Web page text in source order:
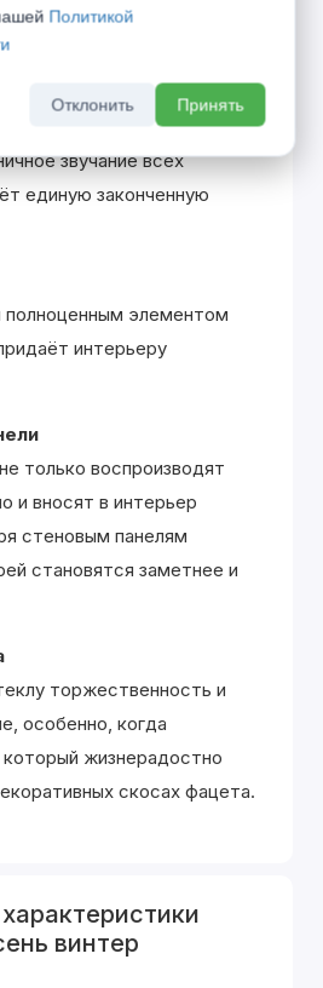
дизайн, навеянный
произведениями
Вклад каждой детали
партий в оркестре,
звучание всех
единую законченную
полноценным элементом
интерьеру
только воспроизводят
и вносят в интерьер
стеновым панелям
становятся заметнее и
торжественность и
особенно, когда
жизнерадостно
скосах фацета.
винтер
Политикой
Отклонить Принять